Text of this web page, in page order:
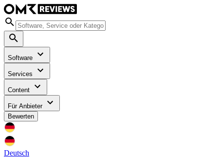
Software
Services
Content
Für Anbieter
Bewerten
Deutsch